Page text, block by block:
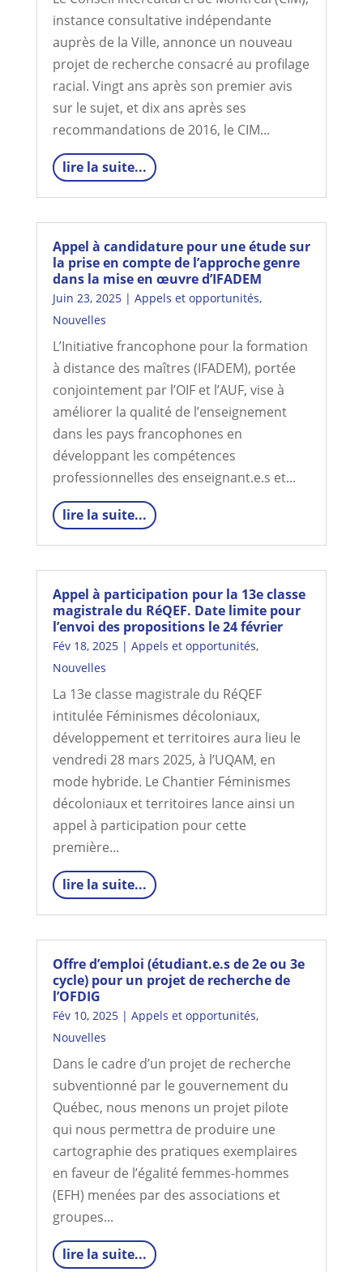
instance consultative indépendante
auprès de la Ville, annonce un nouveau
projet de recherche consacré au profilage
racial. Vingt ans après son premier avis
sur le sujet, et dix ans après ses
recommandations de 2016, le CIM...
lire la suite...
Appel à candidature pour une étude sur
la prise en compte de l’approche genre
dans la mise en œuvre d’IFADEM
Juin 23, 2025| Appels et opportunités,
Nouvelles
L’Initiative francophone pour la formation
à distance des maîtres (IFADEM), portée
conjointement par l’OIF et l’AUF, vise à
améliorer la qualité de l’enseignement
dans les pays francophones en
développant les compétences
professionnelles des enseignant.e.s et...
lire la suite...
Appel à participation pour la 13e classe
magistrale du RéQEF. Date limite pour
l’envoi des propositions le 24 février
Fév 18, 2025| Appels et opportunités,
Nouvelles
La 13e classe magistrale du RéQEF
intitulée Féminismes décoloniaux,
développement et territoires aura lieu le
vendredi 28 mars 2025, à l’UQAM, en
mode hybride. Le Chantier Féminismes
décoloniaux et territoires lance ainsi un
appel à participation pour cette
première...
lire la suite...
Offre d’emploi (étudiant.e.s de 2e ou 3e
cycle) pour un projet de recherche de
l’OFDIG
Fév 10, 2025| Appels et opportunités,
Nouvelles
Dans le cadre d’un projet de recherche
subventionné par le gouvernement du
Québec, nous menons un projet pilote
qui nous permettra de produire une
cartographie des pratiques exemplaires
en faveur de l’égalité femmes-hommes
(EFH) menées par des associations et
groupes...
lire la suite...